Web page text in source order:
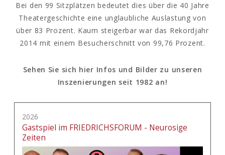
Bei den 99 Sitzplätzen bedeutet dies über die 40 Jahre
Theatergeschichte eine unglaubliche Auslastung von
über 83 Prozent. Kaum steigerbar war das Rekordjahr
2014 mit einem Besucherschnitt von 99,76 Prozent.
Sehen Sie sich hier Infos und Bilder zu unseren
Inszenierungen seit 1982 an!
2026
Gastspiel im FRIEDRICHSFORUM - Neurosige
Zeiten